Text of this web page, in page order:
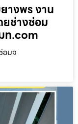
างพร งาน
ยช่างซ่อม
ท.com
อมจ